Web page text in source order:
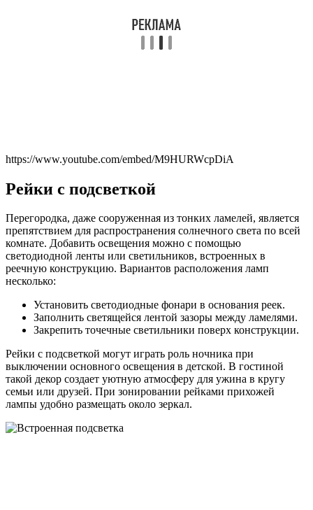
https://www.youtube.com/embed/M9HURWcpDiA
Рейки с подсветкой
Перегородка, даже сооруженная из тонких ламелей, является
препятствием для распространения солнечного света по всей
комнате. Добавить освещения можно с помощью
светодиодной ленты или светильников, встроенных в
реечную конструкцию. Вариантов расположения ламп
несколько:
Установить светодиодные фонари в основания реек.
Заполнить светящейся лентой зазоры между ламелями.
Закрепить точечные светильники поверх конструкции.
Рейки с подсветкой могут играть роль ночника при
выключении основного освещения в детской. В гостиной
такой декор создает уютную атмосферу для ужина в кругу
семьи или друзей. При зонировании рейками прихожей
лампы удобно размещать около зеркал.